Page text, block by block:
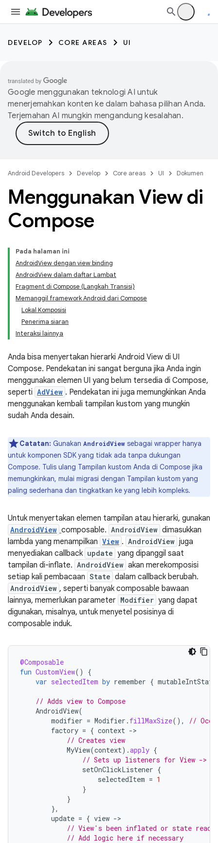
DEVELOP CORE AREAS UI
Google menggunakan teknologi AI untuk
menerjemahkan konten ke dalam bahasa pilihan Anda.
Terjemahan AI mungkin mengandung kesalahan.
Android Developers Develop Core areas UI Dokumen
Menggunakan View di
Compose
Pada halaman ini
AndroidView dengan view binding
AndroidView dalam daftar Lambat
Fragment di Compose (Langkah Transisi)
Memanggil framework Android dari Compose
Lokal Komposisi
Penerima siaran
Interaksi lainnya
Anda bisa menyertakan hierarki Android View di UI
Compose. Pendekatan ini sangat berguna jika Anda ingin
menggunakan elemen UI yang belum tersedia di Compose,
seperti AdView . Pendekatan ini juga memungkinkan Anda
menggunakan kembali tampilan kustom yang mungkin
sudah Anda desain.
Catatan: Gunakan AndroidView sebagai wrapper hanya
untuk komponen SDK yang tidak ada tanpa dukungan
Compose. Tulis ulang Tampilan kustom Anda di Compose jika
memungkinkan, mulai migrasi dengan Tampilan kustom yang
paling sederhana dan tingkatkan ke yang lebih kompleks.
Untuk menyertakan elemen tampilan atau hierarki, gunakan
AndroidView composable. AndroidView dimasukkan
lambda yang menampilkan View . AndroidView juga
menyediakan callback update yang dipanggil saat
tampilan di-inflate. AndroidView akan merekomposisi
setiap kali pembacaan State dalam callback berubah.
AndroidView , seperti banyak composable bawaan
lainnya, memerlukan parameter Modifier yang dapat
digunakan, misalnya, untuk menyetel posisinya di
composable induk.
@Composable
fun CustomView()
{
var selectedItem by remember {
// Adds view to Compose
AndroidView(
modifier = Modifier . fillMaxSize(),
//
factory = { context -
// Creates view
MyView(context).apply {
// Sets up listeners for View ->
setOnClickListener {
selectedItem = 1
}
}
},
update = { view -
// View's been inflated or state read
// Add logic here if necessary